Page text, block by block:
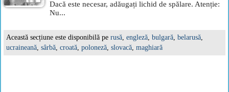
Dacă este necesar, adăugați lichid de spălare. Atenție:
Nu...
Această secțiune este disponibilă pe rusă, engleză, bulgară, belarusă,
ucraineană, sârbă, croată, poloneză, slovacă, maghiară